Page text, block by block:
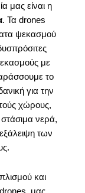
μας είναι η
. Τα drones
ψεκασμού
με
το
για την
χώρους,
στάσιμα νερά,
των
και